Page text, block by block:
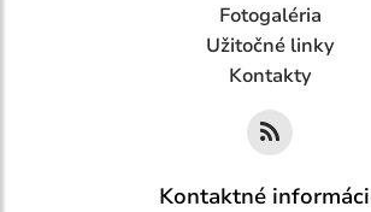
Fotogaléria
Užitočné linky
Kontakty
Kontaktné